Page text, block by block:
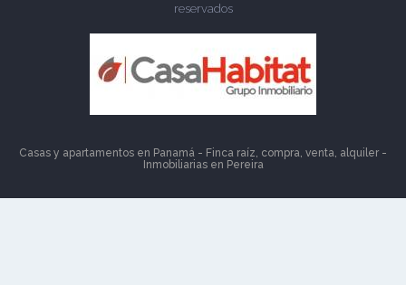
reservados
Casas y apartamentos en Panamá - Finca raíz, compra, venta, alquiler -
Inmobiliarias en Pereira